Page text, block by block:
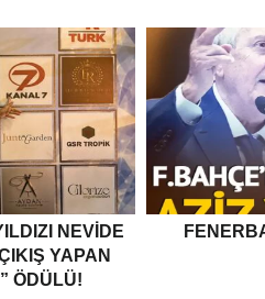
NEVİDE
YAPAN
ÖDÜLÜ!